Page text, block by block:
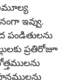
ఇవ్వు.
పండితులను
ప్రతిరోజూ